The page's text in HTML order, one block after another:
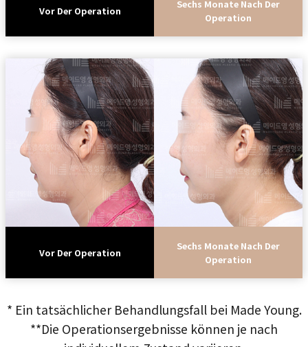
Vor Der Operation
Sechs Monate Nach Der
Operation
Vor Der Operation
Sechs Monate Nach Der
Operation
* Ein tatsächlicher Behandlungsfall bei Made Young.
**Die Operationsergebnisse können je nach